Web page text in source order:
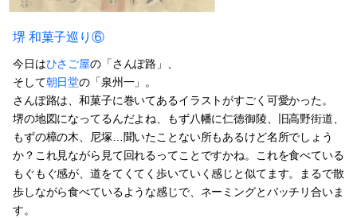
堺 和菓子巡り⑥
今日はひさご屋の「さんぽ路」、
そして朝日堂の「泉州一」。
さんぽ路は、和菓子に巻いてあるイラストがすごく可愛かった。
堺の地図になってるんだよね、もず八幡に仁徳御陵、旧高野街道、
もずの樟の木、尼塚…聞いたことない所もあるけど名所でしょう
か？これ見ながら見て回れるってことですかね。これを食べている
もぐもぐ感が、道をてくてく歩いていく感じと似てます。まるで散
歩しながら食べているような感じで、ネーミングとバッチリ合いま
す。